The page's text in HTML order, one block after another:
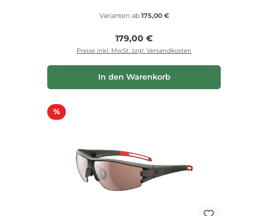
Varianten ab175,00 €
Regulärer Preis:
179,00 €
Preise inkl. MwSt. zzgl. Versandkosten
In den Warenkorb
%Rabatt